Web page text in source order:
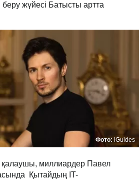
жүйесі Батысты артта
Фото: iGuides
қалаушы, миллиардер Павел
Қытайдың IT-